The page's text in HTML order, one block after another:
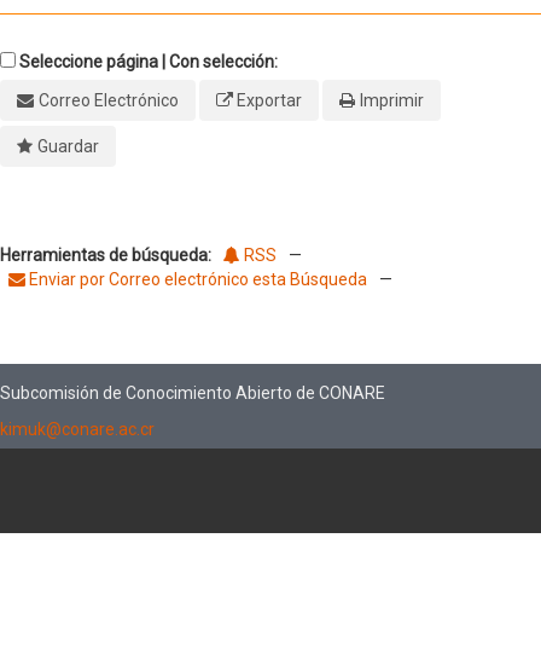
Seleccione página | Con selección:
Correo Electrónico
Exportar Imprimir
Guardar
Herramientas de búsqueda: RSS
—
Enviar por Correo electrónico esta Búsqueda
—
Subcomisión de Conocimiento Abierto de CONARE
kimuk@conare.ac.cr